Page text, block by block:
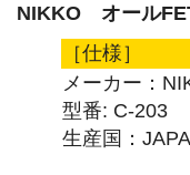
NIKKO オール
［仕様］
メーカー：
型番: C-203
生産国：